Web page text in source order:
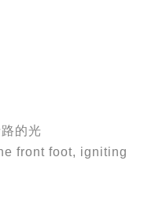
的光
front foot, igniting